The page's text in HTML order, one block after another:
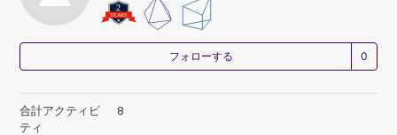
フォローする
合計アクティビ
ティ
8